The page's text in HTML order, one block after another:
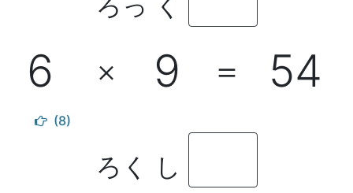
6 × 9 ＝ 54
(8)
ろく し